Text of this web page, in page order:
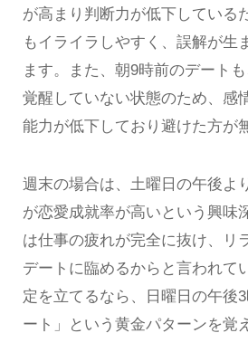
が高まり判断力が低下している
もイライラしやすく、誤解が生
ます。また、朝9時前のデート
覚醒していない状態のため、感
能力が低下しており避けた方が
週末の場合は、土曜日の午後よ
が恋愛成就率が高いという興味
は仕事の疲れが完全に抜け、リ
デートに臨めるからと言われて
定を立てるなら、日曜日の午後
ート」という黄金パターンを覚